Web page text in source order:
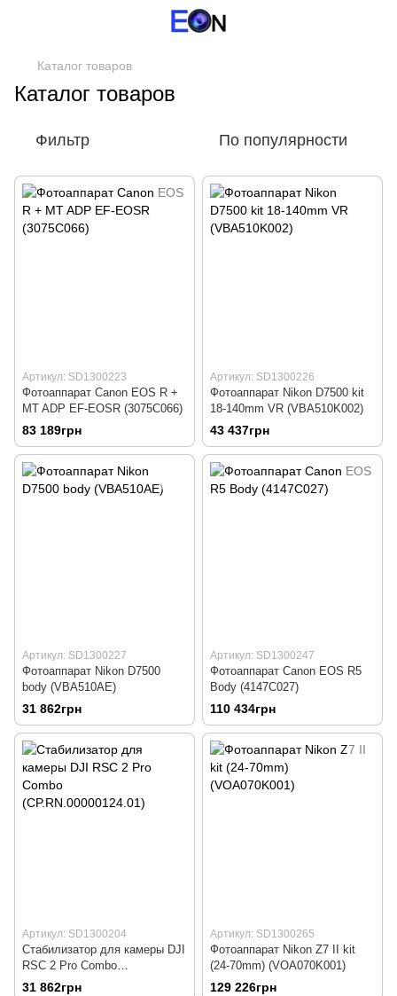
Каталог товаров
Каталог товаров
Фильтр По популярности
Артикул: SD1300223
Фотоаппарат Canon EOS R +
MT ADP EF-EOSR (3075C066)
83 189грн
Артикул: SD1300226
Фотоаппарат Nikon D7500 kit
18-140mm VR (VBA510K002)
43 437грн
Артикул: SD1300227
Фотоаппарат Nikon D7500
body (VBA510AE)
31 862грн
Артикул: SD1300247
Фотоаппарат Canon EOS R5
Body (4147C027)
110 434грн
Артикул: SD1300204
Стабилизатор для камеры DJI
RSC 2 Pro Combo
(CP.RN.00000124.01)
31 862грн
Артикул: SD1300265
Фотоаппарат Nikon Z7 II kit
(24-70mm) (VOA070K001)
129 226грн